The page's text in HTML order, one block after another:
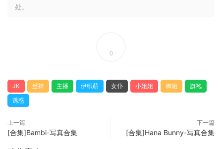
处。
0
JK 丝袜 主播 伊织萌 女仆 小姐姐 御姐
旗袍
诱惑
上一篇
[合集]Bambi-写真合集
下一篇
[合集]Hana Bunny-写真合集